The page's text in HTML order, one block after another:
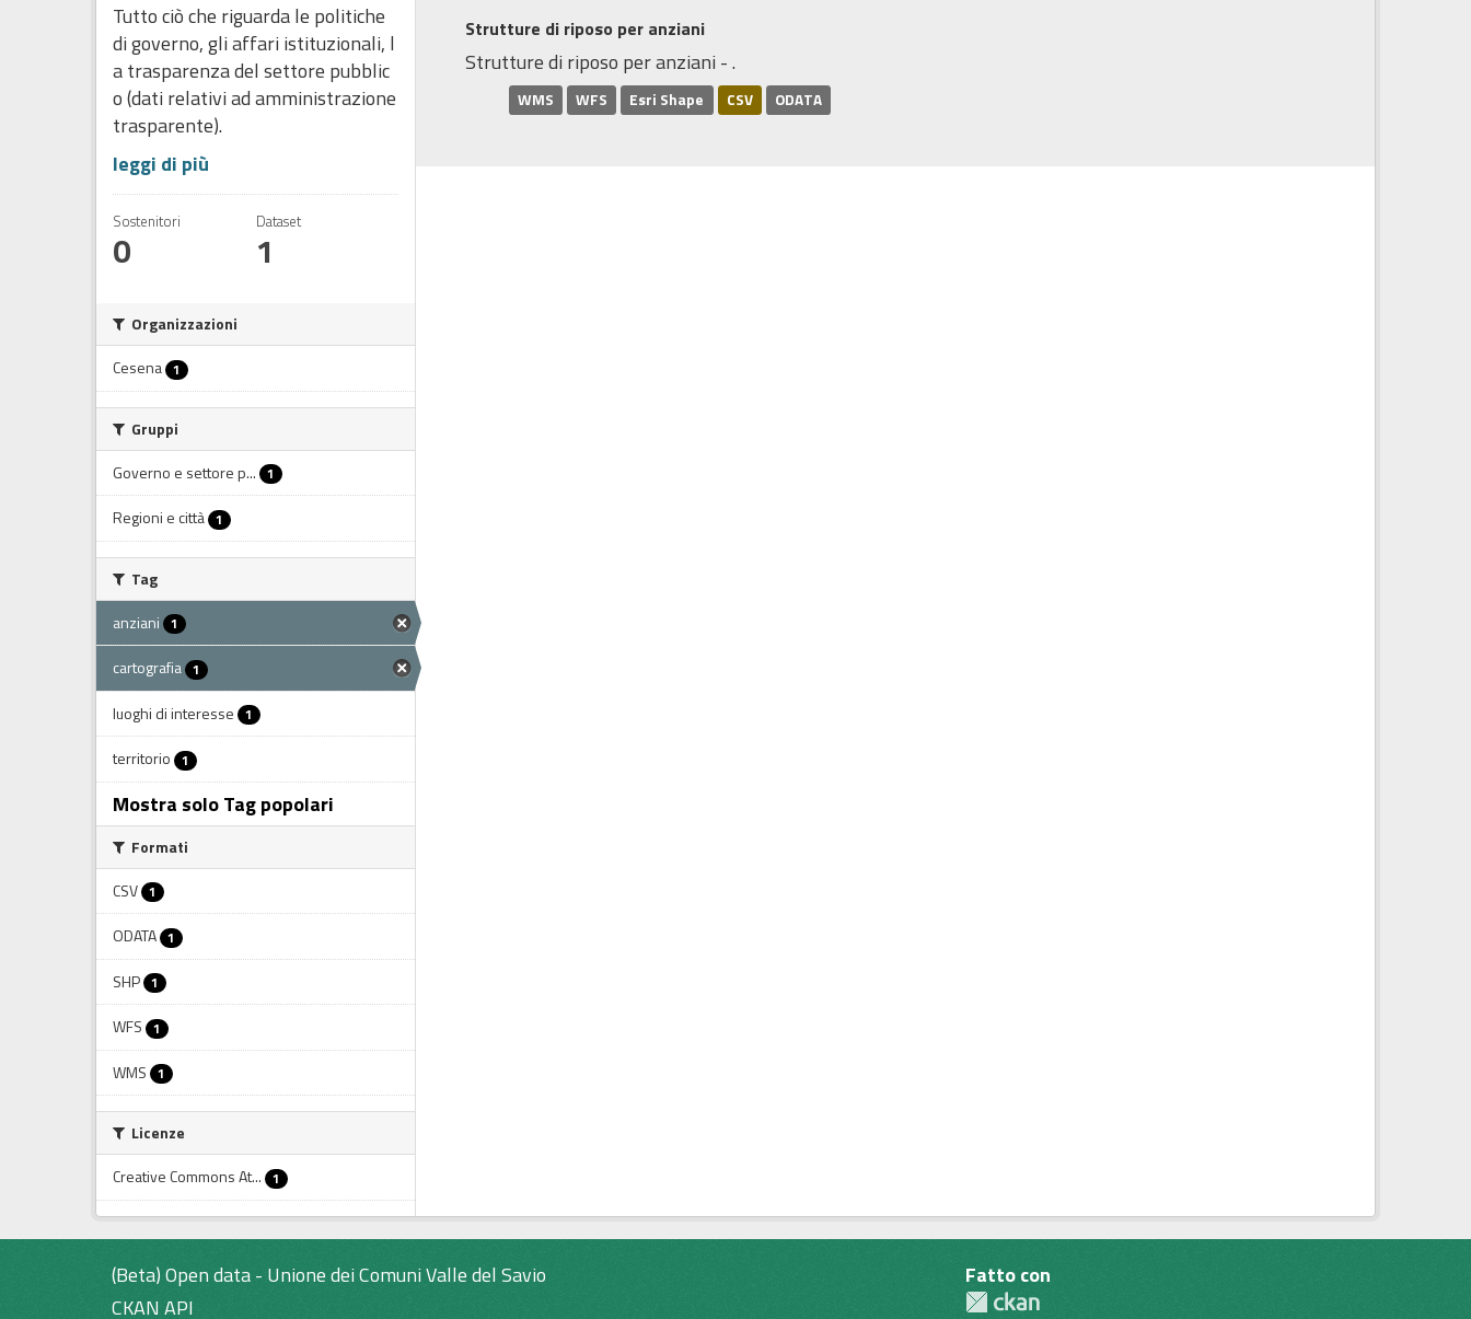
Tutto ciò che riguarda le politiche
di governo, gli affari istituzionali, l
a trasparenza del settore pubblic
o (dati relativi ad amministrazione
trasparente).
leggi di più
Sostenitori
0
Dataset
1
Organizzazioni
Cesena 1
Gruppi
Governo e settore p... 1
Regioni e città 1
Tag
anziani 1
cartografia 1
luoghi di interesse 1
territorio 1
Mostra solo Tag popolari
Formati
CSV 1
ODATA 1
SHP 1
WFS 1
WMS 1
Licenze
Creative Commons At... 1
Strutture di riposo per anziani
Strutture di riposo per anziani - .
WMS WFS Esri Shape CSV ODATA
(Beta) Open data - Unione dei Comuni Valle del Savio
CKAN API
Fatto con